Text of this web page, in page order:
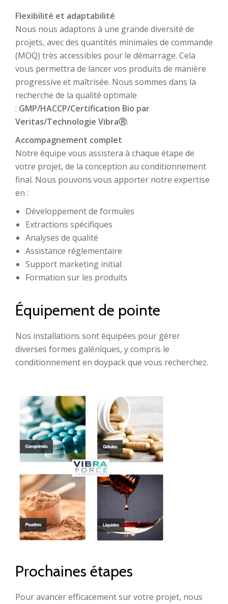
Flexibilité et adaptabilité
Nous nous adaptons à une grande diversité de
projets, avec des quantités minimales de commande
(MOQ) très accessibles pour le démarrage. Cela
vous permettra de lancer vos produits de manière
progressive et maîtrisée. Nous sommes dans la
recherche de la qualité optimale
: GMP/HACCP/Certification Bio par
Veritas/Technologie VibraⓇ.
Accompagnement complet
Notre équipe vous assistera à chaque étape de
votre projet, de la conception au conditionnement
final. Nous pouvons vous apporter notre expertise
en :
Développement de formules
Extractions spécifiques
Analyses de qualité
Assistance réglementaire
Support marketing initial
Formation sur les produits
Équipement de pointe
Nos installations sont équipées pour gérer
diverses formes galéniques, y compris le
conditionnement en doypack que vous recherchez.
Prochaines étapes
Pour avancer efficacement sur votre projet, nous